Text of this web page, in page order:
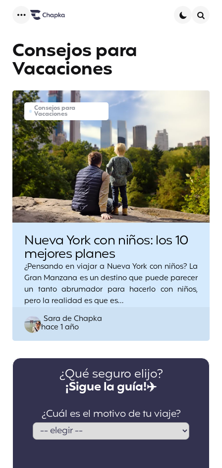
Consejos para
Vacaciones
Consejos para
Vacaciones
Nueva York con niños: los 10
mejores planes
¿Pensando en viajar a Nueva York con niños? La
Gran Manzana es un destino que puede parecer
un tanto abrumador para hacerlo con niños,
pero la realidad es que es…
Posted
by
Sara de Chapka
hace 1 año